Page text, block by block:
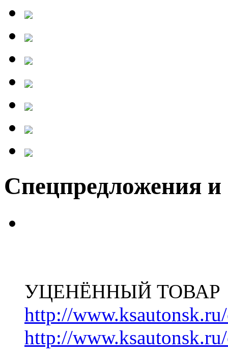
Спецпредложения
УЦЕНЁННЫЙ ТОВАР
http://
http://